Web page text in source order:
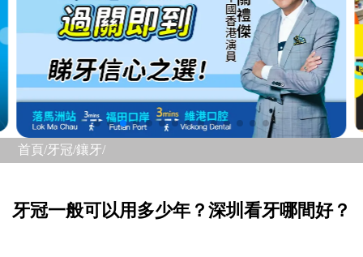
首頁/牙冠/鑲牙/
牙冠一般可以用多少年？深圳看牙哪間好？